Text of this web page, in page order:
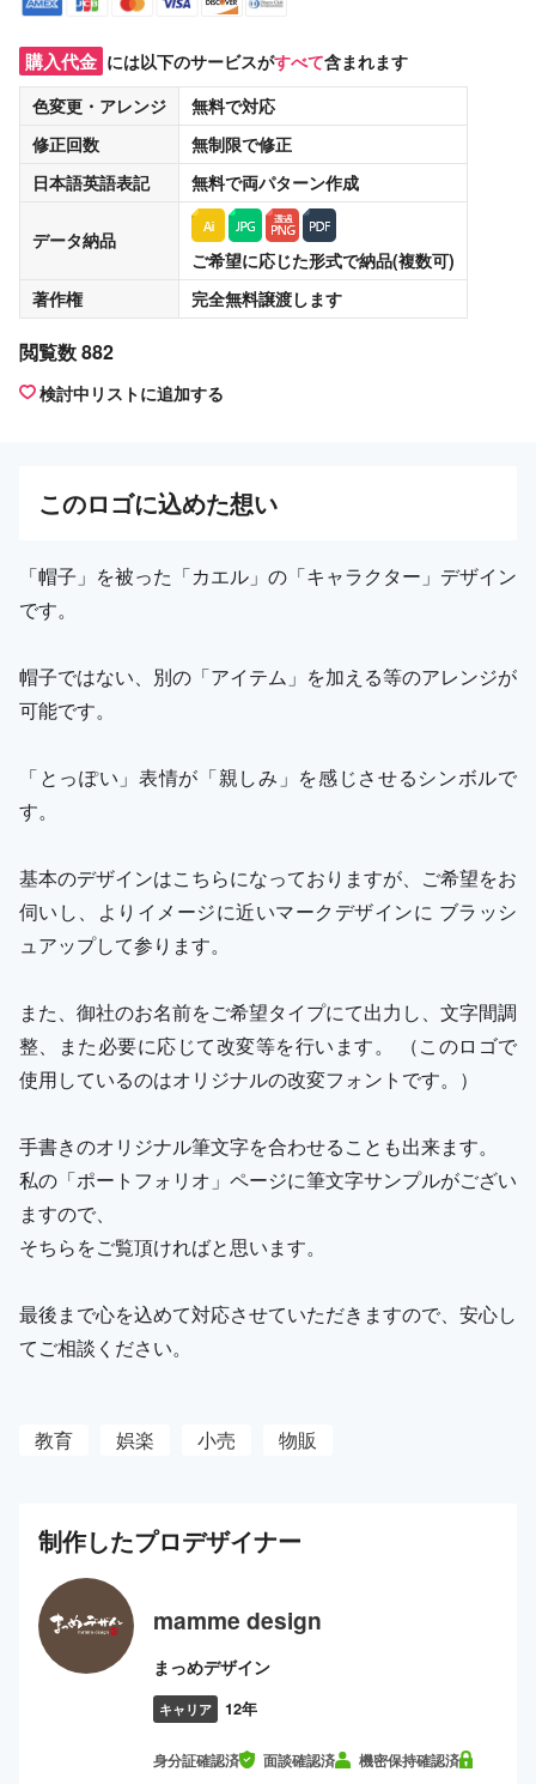
購入代金 には以下のサービスがすべて含まれます
色変更・アレンジ
無料で対応
修正回数
無制限で修正
日本語英語表記
無料で両パターン作成
データ納品
ご希望に応じた形式で納品(複数可)
著作権
完全無料譲渡します
閲覧数 882
検討中リストに追加する
このロゴに込めた想い
「帽子」を被った「カエル」の「キャラクター」デザイン
です。
帽子ではない、別の「アイテム」を加える等のアレンジが
可能です。
「とっぽい」表情が「親しみ」を感じさせるシンボルで
す。
基本のデザインはこちらになっておりますが、ご希望をお
伺いし、よりイメージに近いマークデザインに ブラッシ
ュアップして参ります。
また、御社のお名前をご希望タイプにて出力し、文字間調
整、また必要に応じて改変等を行います。 （このロゴで
使用しているのはオリジナルの改変フォントです。）
手書きのオリジナル筆文字を合わせることも出来ます。
私の「ポートフォリオ」ページに筆文字サンプルがござい
ますので、
そちらをご覧頂ければと思います。
最後まで心を込めて対応させていただきますので、安心し
てご相談ください。
教育 娯楽 小売 物販
制作したプロデザイナー
mamme design
まっめデザイン
キャリア 12年
身分証確認済 面談確認済 機密保持確認済